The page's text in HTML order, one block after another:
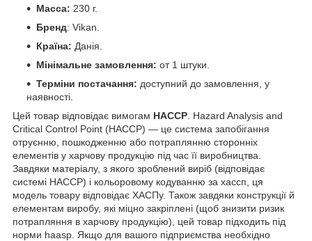
Масса: 230 г.
Бренд: Vikan.
Країна: Данія.
Мінімальне замовлення: от 1 штуки.
Терміни постачання: доступний до замовлення, у
наявності.
Цей товар відповідає вимогам HACCP . Hazard Analysis and
Critical Control Point (HACCP) — це система запобігання
отруєнню, пошкодженню або потраплянню сторонніх
елементів у харчову продукцію під час її виробництва.
Завдяки матеріалу, з якого зроблений виріб (відповідає
системі НАССР) і кольоровому кодуванню за хассп, ця
модель товару відповідає ХАСПу. Також завдяки конструкції й
елементам виробу, які міцно закріплені (щоб знизити ризик
потрапляння в харчову продукцію), цей товар підходить під
норми haasp. Якщо для вашого підприємства необхідно